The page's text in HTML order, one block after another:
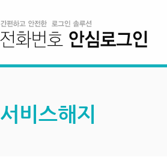
서비스해지